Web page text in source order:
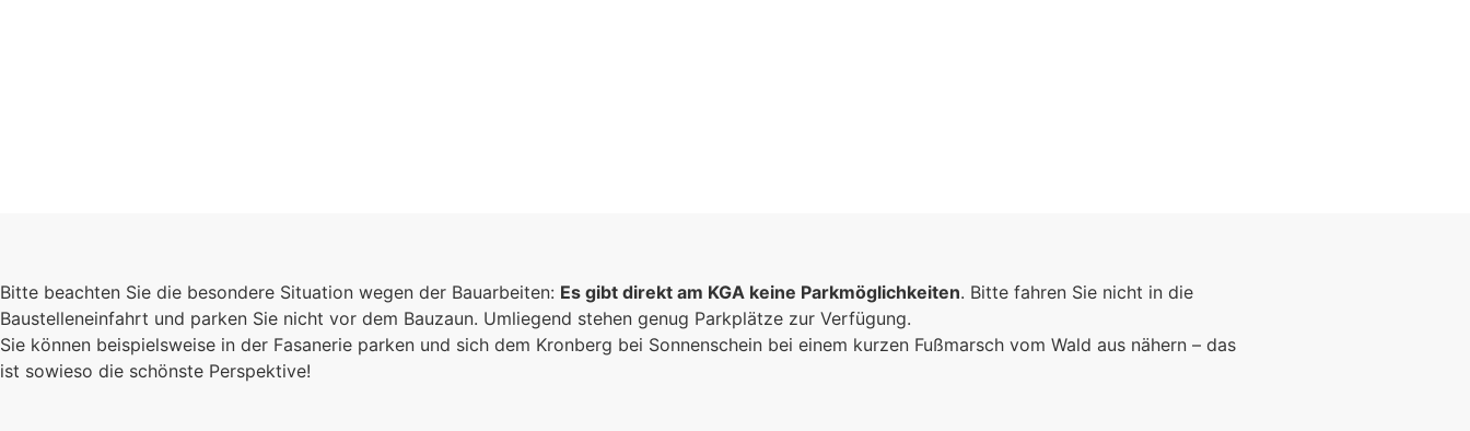
Es kommt auf jeden
Einzelnen an, zusammen
sind wir eine starke
Bitte beachten Sie die besondere Situation wegen der Bauarbeiten: Es gibt direkt am KGA keine Parkmöglichkeiten. Bitte fahren Sie nicht in die
Baustelleneinfahrt und parken Sie nicht vor dem Bauzaun. Umliegend stehen genug Parkplätze zur Verfügung.
Sie können beispielsweise in der Fasanerie parken und sich dem Kronberg bei Sonnenschein bei einem kurzen Fußmarsch vom Wald aus nähern – das
ist sowieso die schönste Perspektive!